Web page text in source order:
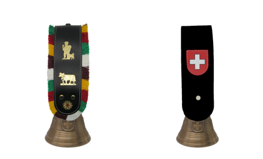
Zur Wunschliste hinzufügen
Zur Vergleichsliste hinzufügen